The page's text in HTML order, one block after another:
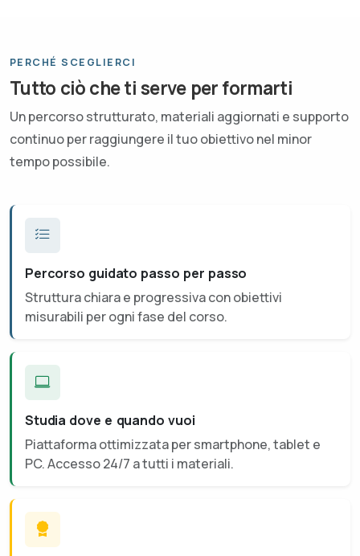
PERCHÉ SCEGLIERCI
Tutto ciò che ti serve per formarti
Un percorso strutturato, materiali aggiornati e supporto
continuo per raggiungere il tuo obiettivo nel minor
tempo possibile.
Percorso guidato passo per passo
Struttura chiara e progressiva con obiettivi
misurabili per ogni fase del corso.
Studia dove e quando vuoi
Piattaforma ottimizzata per smartphone, tablet e
PC. Accesso 24/7 a tutti i materiali.